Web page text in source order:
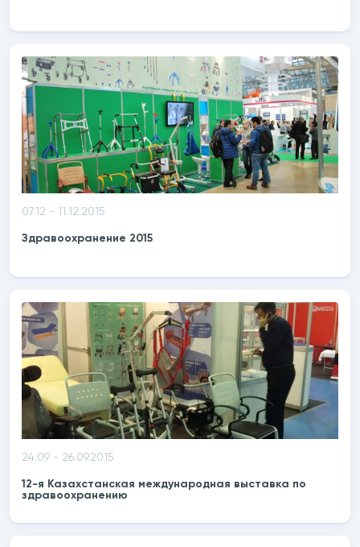
07.12 - 11.12.2015
Здравоохранение 2015
24.09 - 26.09.2015
12-я Казахстанская международная выставка по
здравоохранению